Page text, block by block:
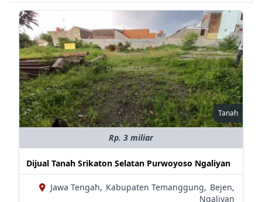
Tanah
Rp. 3 miliar
Dijual Tanah Srikaton Selatan Purwoyoso Ngaliyan
Jawa Tengah, Kabupaten Temanggung, Bejen,
Ngaliyan